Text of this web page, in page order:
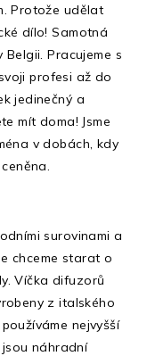
Protože udělat
dílo! Samotná
Pracujeme s
profesi až do
jedinečný a
mít doma! Jsme
v dobách, kdy
surovinami a
chceme starat o
Víčka difuzorů
z italského
nejvyšší
náhradní